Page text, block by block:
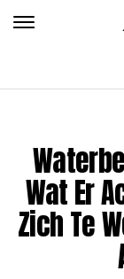
Wat Er
Zich Te